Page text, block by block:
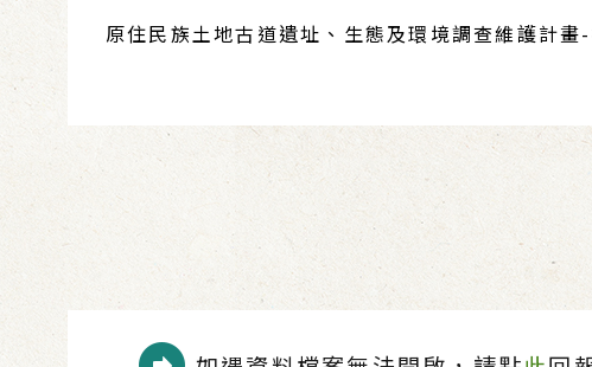
原住民族土地古道遺址、生態及環境調查維護計